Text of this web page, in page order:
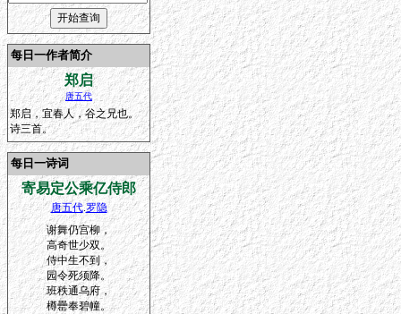
每日一作者简介
郑启
唐五代
郑启，宜春人，谷之兄也。
诗三首。
每日一诗词
寄易定公乘亿侍郎
唐五代.罗隐
谢舞仍宫柳，
高奇世少双。
侍中生不到，
园令死须降。
班秩通乌府，
樽罍奉碧幢。